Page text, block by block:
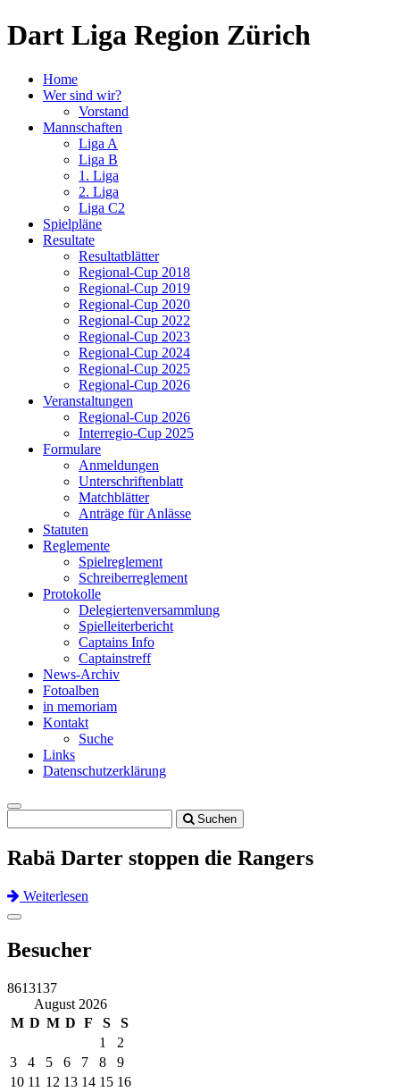
Dart Liga Region Zürich
Home
Wer sind wir?
Vorstand
Mannschaften
Liga A
Liga B
1. Liga
2. Liga
Liga C2
Spielpläne
Resultate
Resultatblätter
Regional-Cup 2018
Regional-Cup 2019
Regional-Cup 2020
Regional-Cup 2022
Regional-Cup 2023
Regional-Cup 2024
Regional-Cup 2025
Regional-Cup 2026
Veranstaltungen
Regional-Cup 2026
Interregio-Cup 2025
Formulare
Anmeldungen
Unterschriftenblatt
Matchblätter
Anträge für Anlässe
Statuten
Reglemente
Spielreglement
Schreiberreglement
Protokolle
Delegiertenversammlung
Spielleiterbericht
Captains Info
Captainstreff
News-Archiv
Fotoalben
in memoriam
Kontakt
Suche
Links
Datenschutzerklärung
Toggle
navigation
Suchen
Rabä Darter stoppen die Rangers
Weiterlesen
Previous
Next
Toggle
Besucher
8613137
August 2026
M D M D F S S
1
2
3
4 5 6 7 8
9
10 11 12 13 14 15 16